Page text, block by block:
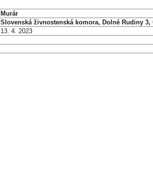
Murár
Slovenská živnostenská komora, Dolné Rudiny 3,
13. 4. 2023